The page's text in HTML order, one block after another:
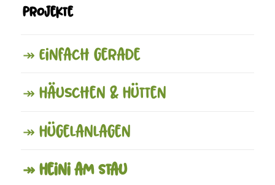
Projekte
↠ Einfach gerade
↠ Häuschen & Hütten
↠ Hügelanlagen
↠ Heini am Stau